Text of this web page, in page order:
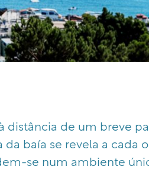
distância de um breve
baía se revela a cada
se num ambiente